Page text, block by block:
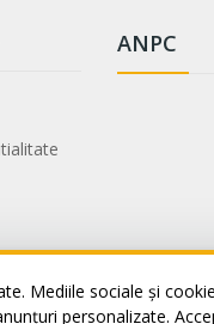
ANPC
Mediile sociale și
personalizate.